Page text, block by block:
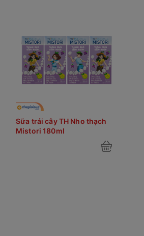
Sữa trái cây TH Nho thạch
Mistori 180ml